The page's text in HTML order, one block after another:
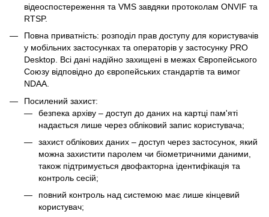
відеоспостереження та VMS завдяки протоколам ONVIF та
RTSP.
Повна приватність: розподіл прав доступу для користувачів
у мобільних застосунках та операторів у застосунку PRO
Desktop. Всі дані надійно захищені в межах Європейського
Союзу відповідно до європейських стандартів та вимог
NDAA.
Посилений захист:
безпека архіву – доступ до даних на картці пам'яті
надається лише через обліковий запис користувача;
захист облікових даних – доступ через застосунок, який
можна захистити паролем чи біометричними даними,
також підтримується двофакторна ідентифікація та
контроль сесій;
повний контроль над системою має лише кінцевий
користувач;